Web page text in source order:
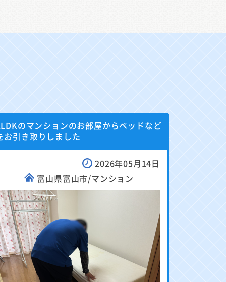
のマンションのお部屋からベッドなど
お引き取りしました
2026年05月14日
富山県富山市/マンション